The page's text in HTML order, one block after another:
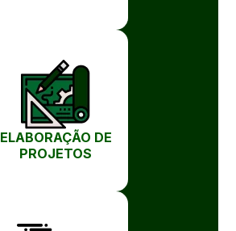
ELABORAÇÃO DE
PROJETOS